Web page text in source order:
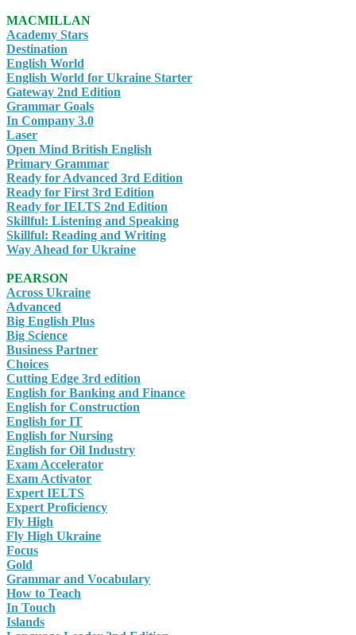
MACMILLAN
Academy Stars
Destination
English World
English World for Ukraine Starter
Gateway 2nd Edition
Grammar Goals
In Company 3.0
Laser
Open Mind British English
Primary Grammar
Ready for Advanced 3rd Edition
Ready for First 3rd Edition
Ready for IELTS 2nd Edition
Skillful: Listening and Speaking
Skillful: Reading and Writing
Way Ahead for Ukraine
PEARSON
Across Ukraine
Advanced
Big English Plus
Big Science
Business Partner
Choices
Cutting Edge 3rd edition
English for Banking and Finance
English for Construction
English for IT
English for Nursing
English for Oil Industry
Exam Accelerator
Exam Activator
Expert IELTS
Expert Proficiency
Fly High
Fly High Ukraine
Focus
Gold
Grammar and Vocabulary
How to Teach
In Touch
Islands